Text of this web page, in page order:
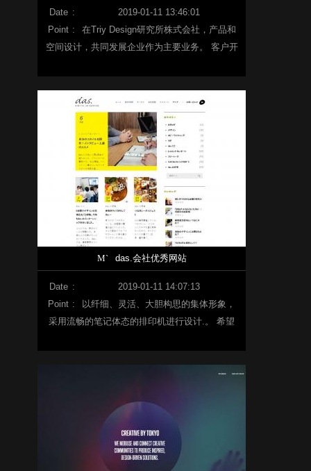
Date :
2019-01-11 13:46:01
Point :
在Triy Design研究所株式会社，产品和
空间设计，共同发展企业作为主要业务。 客户开
M` das.会社优秀网站
Date :
2019-01-11 14:07:13
Point :
以纤细、灵活、大胆构思的集体形象，
采用流畅的笔记体态的排印机进行设计.。 希望
着希望成为无论怎样的委托都能做出最完美的结